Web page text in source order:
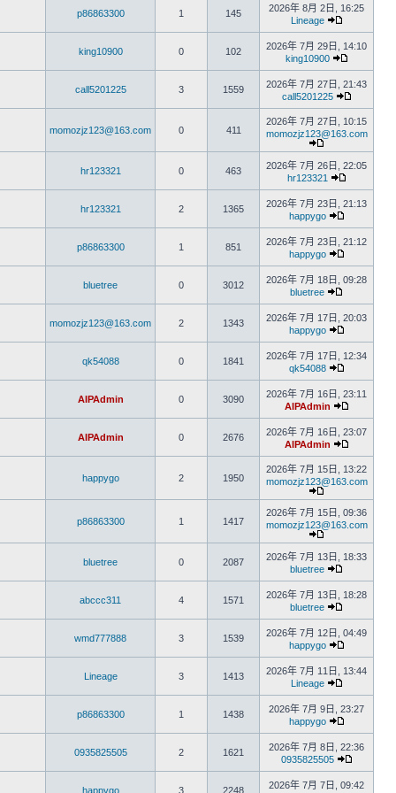
p86863300 1 145
2026年 8月 2日, 16:25
Lineage
king10900 0 102
2026年 7月 29日, 14:10
king10900
call5201225 3 1559
2026年 7月 27日, 21:43
call5201225
momozjz123@163.com 0 411
2026年 7月 27日, 10:15
momozjz123@163.com
hr123321 0 463
2026年 7月 26日, 22:05
hr123321
hr123321 2 1365
2026年 7月 23日, 21:13
happygo
p86863300 1 851
2026年 7月 23日, 21:12
happygo
bluetree 0 3012
2026年 7月 18日, 09:28
bluetree
momozjz123@163.com 2 1343
2026年 7月 17日, 20:03
happygo
qk54088 0 1841
2026年 7月 17日, 12:34
qk54088
AIPAdmin 0 3090
2026年 7月 16日, 23:11
AIPAdmin
AIPAdmin 0 2676
2026年 7月 16日, 23:07
AIPAdmin
happygo 2 1950
2026年 7月 15日, 13:22
momozjz123@163.com
p86863300 1 1417
2026年 7月 15日, 09:36
momozjz123@163.com
bluetree 0 2087
2026年 7月 13日, 18:33
bluetree
abccc311 4 1571
2026年 7月 13日, 18:28
bluetree
wmd777888 3 1539
2026年 7月 12日, 04:49
happygo
Lineage 3 1413
2026年 7月 11日, 13:44
Lineage
p86863300 1 1438
2026年 7月 9日, 23:27
happygo
0935825505 2 1621
2026年 7月 8日, 22:36
0935825505
happygo 3 2248
2026年 7月 7日, 09:42